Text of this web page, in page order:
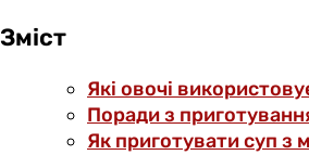
Зміст
Які овочі
Поради з
Як приготувати суп